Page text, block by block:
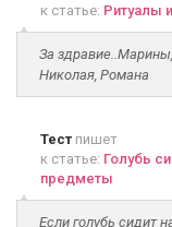
к статье: Ритуалы
За
Николая, Романа
Тест пишет
к статье: Голубь
предметы
Если голубь сидит